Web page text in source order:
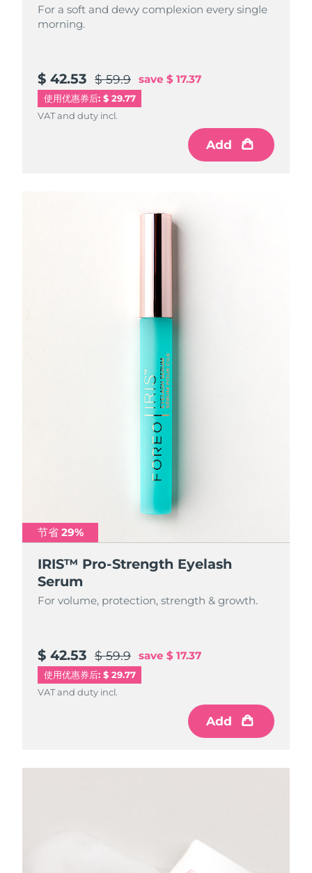
For a soft and dewy complexion every single
morning.
$ 42.53 $ 59.9 save $ 17.37
使用优惠券后: $ 29.77
VAT and duty incl.
Add
节省 29%
IRIS™ Pro-Strength Eyelash
Serum
For volume, protection, strength & growth.
$ 42.53 $ 59.9 save $ 17.37
使用优惠券后: $ 29.77
VAT and duty incl.
Add